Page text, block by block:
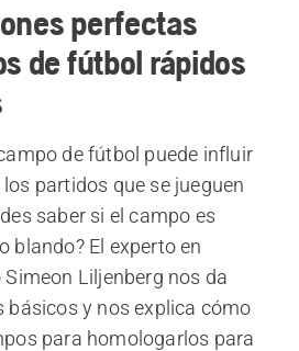
perfectas
de fútbol rápidos
de fútbol puede influir
partidos que se jueguen
saber si el campo es
blando? El experto en
Liljenberg nos da
básicos y nos explica cómo
para homologarlos para